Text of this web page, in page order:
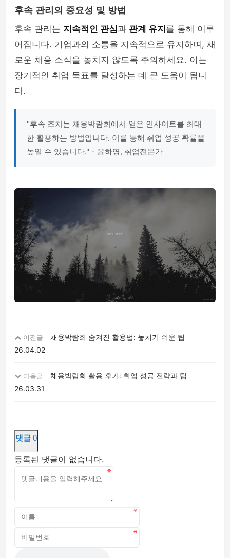
후속 관리의 중요성 및 방법
후속 관리는 지속적인 관심과 관계 유지 를 통해 이루
어집니다. 기업과의 소통을 지속적으로 유지하며, 새
로운 채용 소식을 놓치지 않도록 주의하세요. 이는
장기적인 취업 목표를 달성하는 데 큰 도움이 됩니
다.
"후속 조치는 채용박람회에서 얻은 인사이트를 최대
한 활용하는 방법입니다. 이를 통해 취업 성공 확률을
높일 수 있습니다." - 윤하영, 취업전문가
이전글
채용박람회 숨겨진 활용법: 놓치기 쉬운 팁
26.04.02
다음글
채용박람회 활용 후기: 취업 성공 전략과 팁
26.03.31
댓글 0
등록된 댓글이 없습니다.